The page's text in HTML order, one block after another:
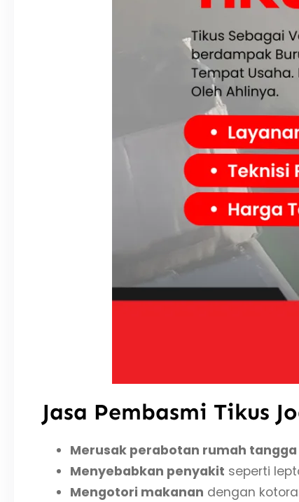
Jasa Pembasmi Tikus
Merusak perabotan rumah tangga
Menyebabkan penyakit seperti
Mengotori makanan dengan